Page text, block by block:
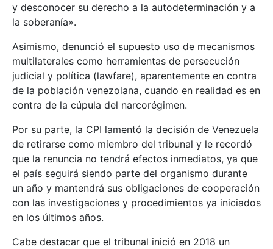
y desconocer su derecho a la autodeterminación y a
la soberanía».
Asimismo, denunció el supuesto uso de mecanismos
multilaterales como herramientas de persecución
judicial y política (lawfare), aparentemente en contra
de la población venezolana, cuando en realidad es en
contra de la cúpula del narcorégimen.
Por su parte, la CPI lamentó la decisión de Venezuela
de retirarse como miembro del tribunal y le recordó
que la renuncia no tendrá efectos inmediatos, ya que
el país seguirá siendo parte del organismo durante
un año y mantendrá sus obligaciones de cooperación
con las investigaciones y procedimientos ya iniciados
en los últimos años.
Cabe destacar que el tribunal inició en 2018 un